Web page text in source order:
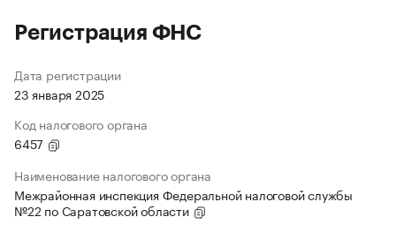
Регистрация ФНС
Дата регистрации
23 января 2025
Код налогового органа
6457
Наименование налогового органа
Межрайонная инспекция Федеральной налоговой службы
№22 по Саратовской области